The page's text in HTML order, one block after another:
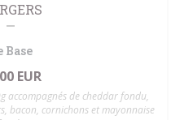
Base
EUR
accompagnés de cheddar fondu,
bacon, cornichons et mayonnaise